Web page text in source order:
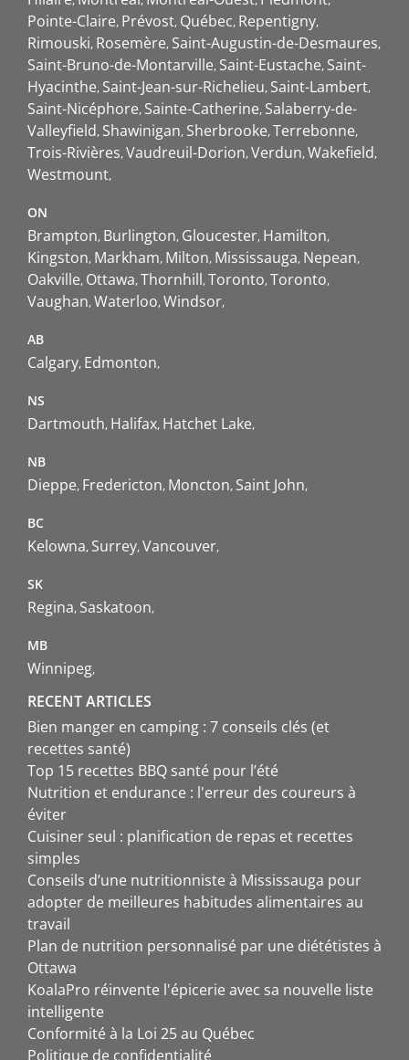
Pointe-Claire Prévost Québec Repentigny
Rimouski Rosemère Saint-Augustin-de-Desmaures
Saint-Bruno-de-Montarville Saint-Eustache Saint-
Hyacinthe Saint-Jean-sur-Richelieu Saint-Lambert
Saint-Nicéphore Sainte-Catherine Salaberry-de-
Valleyfield Shawinigan Sherbrooke Terrebonne
Trois-Rivières Vaudreuil-Dorion Verdun Wakefield
Westmount
ON
Brampton Burlington Gloucester Hamilton
Kingston Markham Milton Mississauga Nepean
Oakville Ottawa Thornhill Toronto Toronto
Vaughan Waterloo Windsor
AB
Calgary Edmonton
NS
Dartmouth Halifax Hatchet Lake
NB
Dieppe Fredericton Moncton Saint John
BC
Kelowna Surrey Vancouver
SK
Regina Saskatoon
MB
Winnipeg
RECENT ARTICLES
Bien manger en camping : 7 conseils clés (et
recettes santé)
Top 15 recettes BBQ santé pour l’été
Nutrition et endurance : l'erreur des coureurs à
éviter
Cuisiner seul : planification de repas et recettes
simples
Conseils d’une nutritionniste à Mississauga pour
adopter de meilleures habitudes alimentaires au
travail
Plan de nutrition personnalisé par une diététistes à
Ottawa
KoalaPro réinvente l'épicerie avec sa nouvelle liste
intelligente
Conformité à la Loi 25 au Québec
Politique de confidentialité